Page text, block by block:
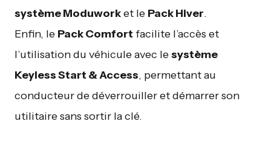
système Moduworket le Pack Hiver.
Enfin, le Pack Comfort facilite l’accès et
l’utilisation du véhicule avec lesystème
Keyless Start & Access, permettant au
conducteur de déverrouiller et démarrer son
utilitaire sans sortir la clé.